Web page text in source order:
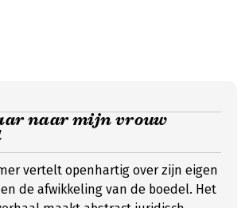
naar mijn vrouw
vertelt openhartig over zijn eigen
de afwikkeling van de boedel. Het